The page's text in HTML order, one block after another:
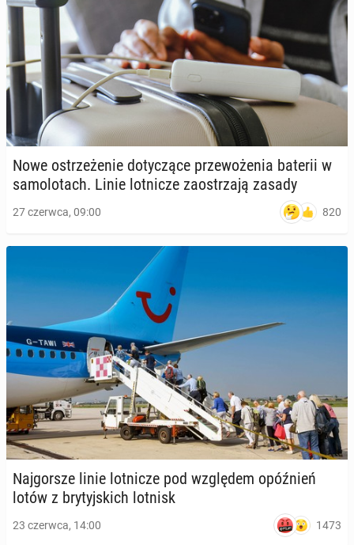
Nowe ostrze­że­nie do­ty­czą­ce prze­wo­że­nia baterii w
sa­mo­lo­tach. Linie lot­ni­cze za­ostrza­ją zasady
27 czerwca, 09:00 820
Naj­gor­sze linie lot­ni­cze pod wzglę­dem opóź­nień
lotów z bry­tyj­skich lotnisk
23 czerwca, 14:00 1473